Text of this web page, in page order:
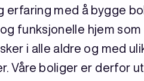
erfaring med å bygge
funksjonelle hjem
i alle aldre og med
Våre boliger er derfor